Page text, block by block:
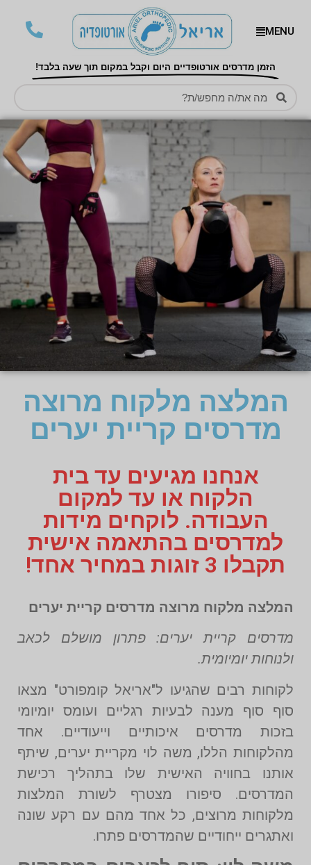
MENU
הזמן מדרסים אורטופדיים היום וקבל במקום תוך שעה בלבד!
המלצה מלקוח מרוצה
מדרסים קריית יערים
אנחנו מגיעים עד בית
הלקוח או עד למקום
העבודה. לוקחים מידות
למדרסים בהתאמה אישית
תקבלו 3 זוגות במחיר אחד!
המלצה מלקוח מרוצה מדרסים קריית יערים
מדרסים קריית יערים: פתרון מושלם לכאב
ולנוחות יומיומית.
לקוחות רבים שהגיעו ל"אריאל קומפורט" מצאו
סוף סוף מענה לבעיות רגליים ועומס יומיומי
בזכות מדרסים איכותיים וייעודיים. אחד
מהלקוחות הללו, משה לוי מקריית יערים, שיתף
אותנו בחוויה האישית שלו בתהליך רכישת
המדרסים. סיפורו מצטרף לשורת המלצות
מלקוחות מרוצים, כל אחד מהם עם רקע שונה
ואתגרים ייחודיים שהמדרסים פתרו.